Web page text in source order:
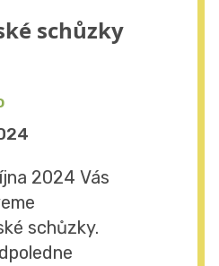
schůzky
2024 Vás
schůzky.